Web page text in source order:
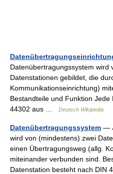
Datenübertragungssystem wird
Datenstationen gebildet, die
Kommunikationseinrichtung)
Bestandteile und Funktion
44302 aus …
Deutsch Wikipedia
Datenübertragungssystem —
wird von (mindestens) zwei
einen Übertragungsweg (allg.
miteinander verbunden sind.
Datenstation besteht nach